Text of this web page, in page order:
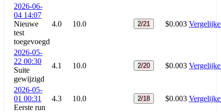
2026-06-
04 14:07
Nieuwe
test
toegevoegd
4.0 10.0 2/21 $0.003
2026-05-
22 00:30
Suite
gewijzigd
4.1 10.0 2/20 $0.003
2026-05-
01 00:31
Eerste run
4.3 10.0 2/18 $0.003